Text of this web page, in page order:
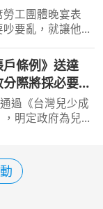
工團體晚宴表
要亂，就讓他們
，廣大勞工才是
照顧勞工是擔任
，勞
戶條例》送達
際將採必要作
過《台灣兒少成
明定政府為兒少
列中央政府總預
對於